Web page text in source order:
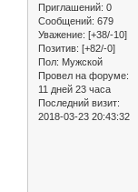
Приглашений: 0
Сообщений: 679
Уважение: [+38/-10]
Позитив: [+82/-0]
Пол: Мужской
Провел на форуме:
11 дней 23 часа
Последний визит:
2018-03-23 20:43:32